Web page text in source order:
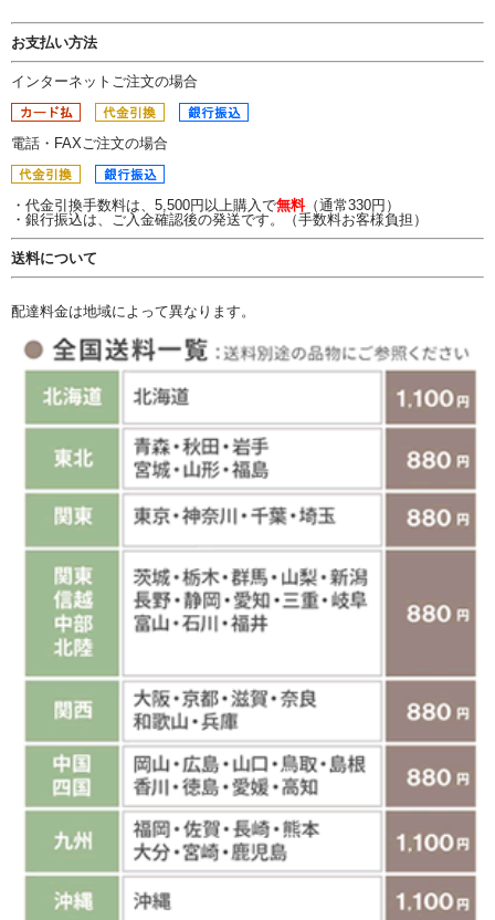
お支払い方法
インターネットご注文の場合
電話・FAXご注文の場合
・代金引換手数料は、5,500円以上購入で無料（通常330円）
・銀行振込は、ご入金確認後の発送です。（手数料お客様負担）
送料について
配達料金は地域によって異なります。